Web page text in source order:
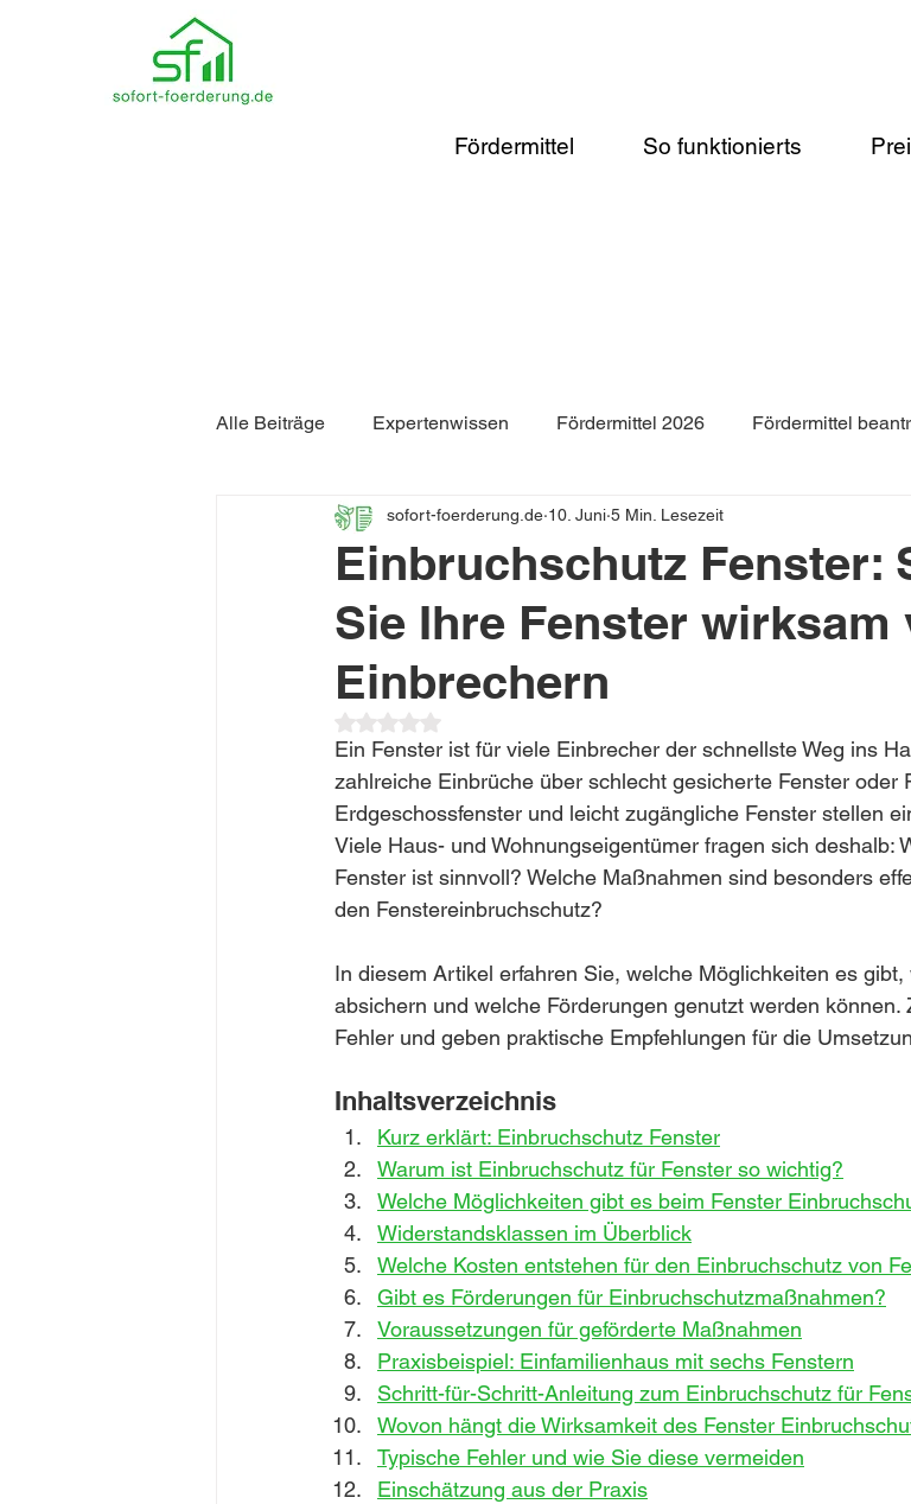
Fördermittel So funktionierts
Alle Beiträge Expertenwissen Fördermittel 2026 Fördermittel
Förderung Heizung Förderung Dachsanierung
Effizienzhaus Förderung
Einbruchschutz Fenster:
Sie Ihre Fenster wirksam
Einbrechern
sofort-foerderung.de 10. Juni 5 Min. Lesezeit
Mit NaN von 5 Sternen bewertet.
Ein Fenster ist für viele Einbrecher der schnellste Weg ins
zahlreiche Einbrüche über schlecht gesicherte Fenster oder
Erdgeschossfenster und leicht zugängliche Fenster stellen
Viele Haus- und Wohnungseigentümer fragen sich deshalb:
Fenster ist sinnvoll? Welche Maßnahmen sind besonders
den Fenstereinbruchschutz?
In diesem Artikel erfahren Sie, welche Möglichkeiten es
absichern und welche Förderungen genutzt werden
Fehler und geben praktische Empfehlungen für die
Inhaltsverzeichnis
Kurz erklärt: Einbruchschutz Fenster
Warum ist Einbruchschutz für Fenster so wichtig?
Welche Möglichkeiten gibt es beim Fenster
Widerstandsklassen im Überblick
Welche Kosten entstehen für den Einbruchschutz von
Gibt es Förderungen für Einbruchschutzmaßnahmen?
Voraussetzungen für geförderte Maßnahmen
Praxisbeispiel: Einfamilienhaus mit sechs Fenstern
Schritt-für-Schritt-Anleitung zum Einbruchschutz für
Wovon hängt die Wirksamkeit des Fenster
Typische Fehler und wie Sie diese vermeiden
Einschätzung aus der Praxis